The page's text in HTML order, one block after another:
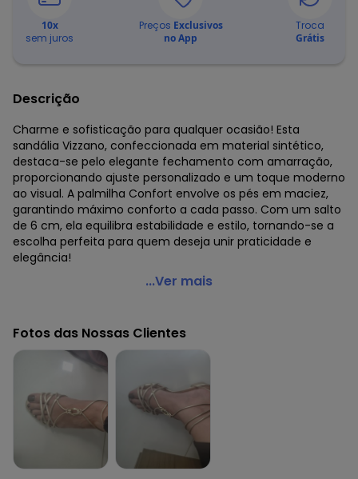
10x
sem juros
Preços Exclusivos
no App
Troca
Grátis
Descrição
Charme e sofisticação para qualquer ocasião! Esta
sandália Vizzano, confeccionada em material sintético,
destaca-se pelo elegante fechamento com amarração,
proporcionando ajuste personalizado e um toque moderno
ao visual. A palmilha Confort envolve os pés em maciez,
garantindo máximo conforto a cada passo. Com um salto
de 6 cm, ela equilibra estabilidade e estilo, tornando-se a
escolha perfeita para quem deseja unir praticidade e
elegância!
Vizzano - Sandália Vizzano Dourado
Observação: Palmilha confort
Tecido: Sintético
Composição: Sintético/4-tr
O preço apresentado abaixo é o menor oferecido em
algum dia do mês, para o menor tamanho disponível.
julho/2026
...Ver mais
Fotos das Nossas Clientes